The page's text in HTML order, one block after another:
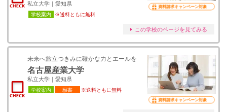
私立大学｜愛知県
学校案内 ※送料ともに無料
資料請求キャンペーン対象
この学校のページを見てみる
未来へ旅立つきみに確かな力とエールを
名古屋産業大学
私立大学｜愛知県
学校案内 願書 ※送料ともに無料
資料請求キャンペーン対象